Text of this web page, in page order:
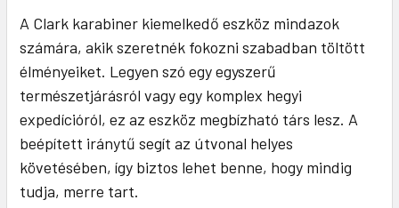
A Clark karabiner kiemelkedő eszköz mindazok
számára, akik szeretnék fokozni szabadban töltött
élményeiket. Legyen szó egy egyszerű
természetjárásról vagy egy komplex hegyi
expedícióról, ez az eszköz megbízható társ lesz. A
beépített iránytű segít az útvonal helyes
követésében, így biztos lehet benne, hogy mindig
tudja, merre tart.